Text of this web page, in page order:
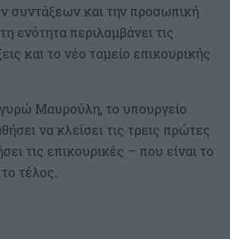
συντάξεων και την προσωπική
ενότητα περιλαμβάνει τις
και το νέο ταμείο επικουρικής
Μαυρούλη, το υπουργείο
να κλείσει τις τρεις πρώτες
τις επικουρικές – που είναι το
τέλος.